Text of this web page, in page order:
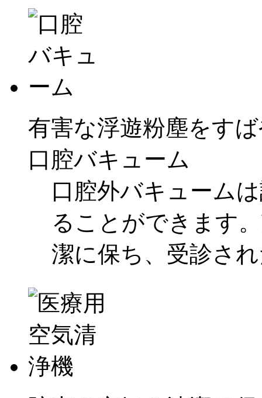
有害な浮遊粉塵をす
口腔バキューム
口腔外バキューム
ることができます
潔に保ち、受診さ